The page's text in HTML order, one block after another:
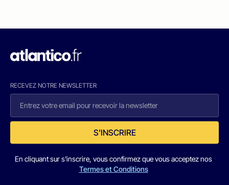
RECEVEZ NOTRE NEWSLETTER
S'INSCRIRE
En cliquant sur s'inscrire, vous confirmez que vous acceptez nos
Termes et Conditions